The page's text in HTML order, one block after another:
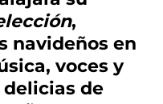
,
navideños en
voces y
delicias de